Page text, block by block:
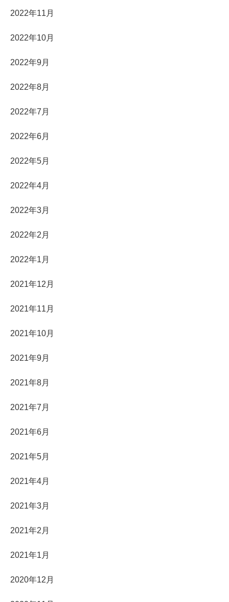
2022年11月
2022年10月
2022年9月
2022年8月
2022年7月
2022年6月
2022年5月
2022年4月
2022年3月
2022年2月
2022年1月
2021年12月
2021年11月
2021年10月
2021年9月
2021年8月
2021年7月
2021年6月
2021年5月
2021年4月
2021年3月
2021年2月
2021年1月
2020年12月